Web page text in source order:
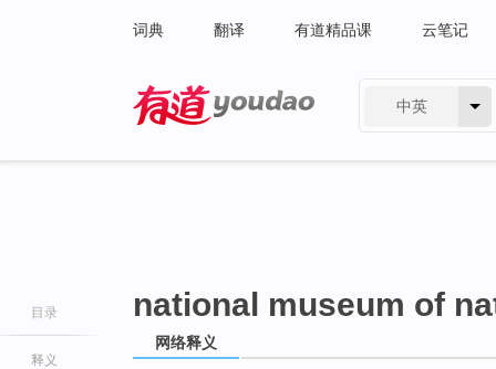
词典 翻译 有道精品课 云笔记
中英
目录
释义
national museum of
网络释义